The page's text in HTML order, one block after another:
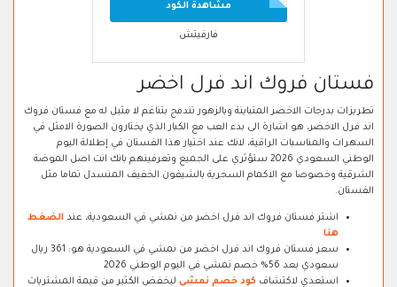
مشاهدة الكود
فارفيتش
فستان فروك اند فرل اخضر
تطريزات بدرجات الاخضر المتباينة وبالزهور تندمج بتناغم لا مثيل له مع فستان فروك
اند فرل الاخضر، هو اشارة الى بدء العب مع الكبار الذي يختارون الصورة الامثل في
السهرات والمناسبات الراقية، لانك عند اختيار هذا الفستان في إطلالة اليوم
الوطني السعودي 2026 ستؤثري على الجميع وتعرفينهم بانك انت اصل الموضة
الشرقية وخصوصا مع الاكمام السحرية بالشيفون الخفيف المنسدل تماما مثل
الفستان.
اشتر فستان فروك اند فرل اخضر من نمشي في السعودية، عند الضغط
هنا
سعر فستان فروك اند فرل اخضر من نمشي في السعودية هو: 361 ريال
سعودي بعد 56% خصم نمشي في اليوم الوطني 2026
استعدي لاكتشاف كود خصم نمشي ليخفض الكثير من قيمة المشتريات